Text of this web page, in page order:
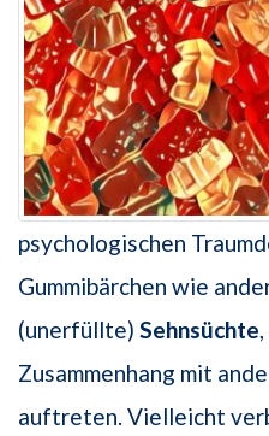
psychologischen
Gummibärchen wie
(unerfüllte) Sehnsüchte
Zusammenhang mit
auftreten. Vielleicht